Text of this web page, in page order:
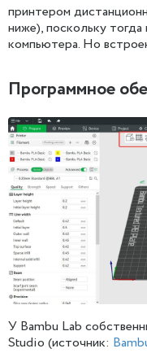
принтером
ниже), поскольку тогда
компьютера. Но
Программное
У Bambu Lab
Studio (источник: